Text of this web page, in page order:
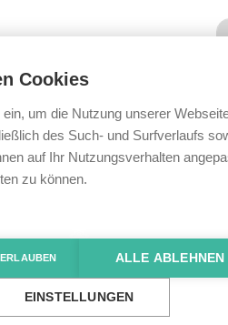
Azubis feierten „Ersti-
Cookies
um die Nutzung unserer
des Such- und Surfverlaufs
auf Ihr Nutzungsverhalten
zu können.
ALLE ABLEHNEN
EINSTELLUNGEN